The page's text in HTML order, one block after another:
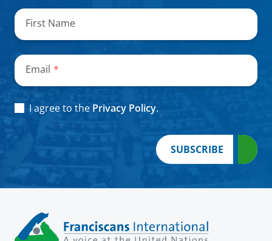
" *"
señala
los
campos
obligatorios
First Name
Email *
Consent *
I agree to the Privacy Policy.
SUBSCRIBE